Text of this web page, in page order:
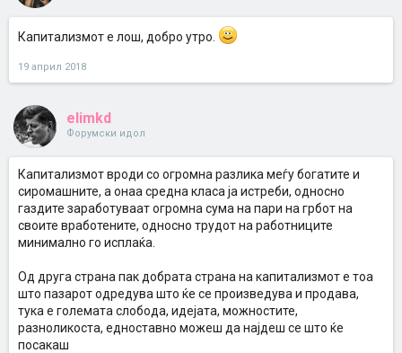
Капитализмот е лош, добро утро.
19 април 2018
elimkd
Форумски идол
Капитализмот вроди со огромна разлика меѓу богатите и
сиромашните, а онаа средна класа ја истреби, односно
газдите заработуваат огромна сума на пари на грбот на
своите вработените, односно трудот на работниците
минимално го исплаќа.
Од друга страна пак добрата страна на капитализмот е тоа
што пазарот одредува што ќе се произведува и продава,
тука е големата слобода, идејата, можностите,
разноликоста, едноставно можеш да најдеш се што ќе
посакаш